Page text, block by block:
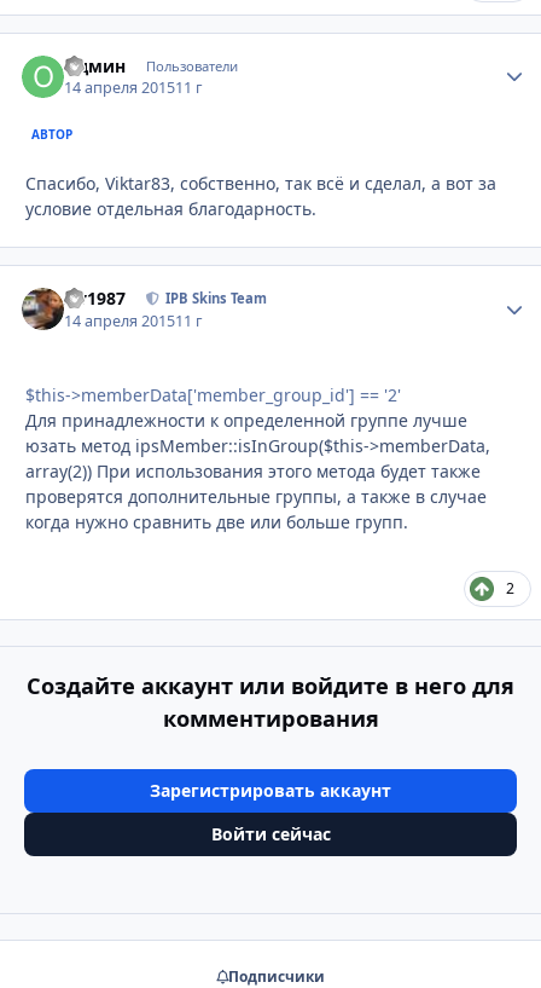
Одмин Пользователи
14 апреля 201511 г
АВТОР
Спасибо, Viktar83, собственно, так всё и сделал, а вот за
условие отдельная благодарность.
siv1987 IPB Skins Team
14 апреля 201511 г
$this->memberData['member_group_id'] == '2'
Для принадлежности к определенной группе лучше
юзать метод ipsMember::isInGroup($this->memberData,
array(2)) При использования этого метода будет также
проверятся дополнительные группы, а также в случае
когда нужно сравнить две или больше групп.
2
Создайте аккаунт или войдите в него для
комментирования
Зарегистрировать аккаунт
Войти сейчас
Подписчики